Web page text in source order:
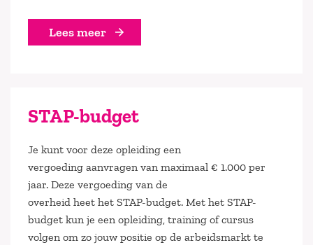
Lees meer
STAP-budget
Je kunt voor deze opleiding een
vergoeding aanvragen van maximaal € 1.000 per
jaar. Deze vergoeding van de
overheid heet het STAP-budget. Met het STAP-
budget kun je een opleiding, training of cursus
volgen om zo jouw positie op de arbeidsmarkt te